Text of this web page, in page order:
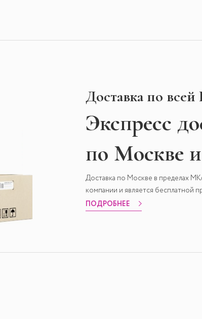
Доставка по
Экспресс
по Москве
Доставка по Москве в пределах
компании и является бесплатной
ПОДРОБНЕЕ